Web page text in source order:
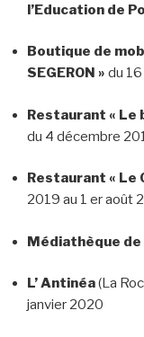
l’Education de
Boutique de
SEGERON » du
Restaurant « Le
du 4 décembre
Restaurant « Le
2019 au 1 er août
Médiathèque
L’ Antinéa(La
janvier 2020